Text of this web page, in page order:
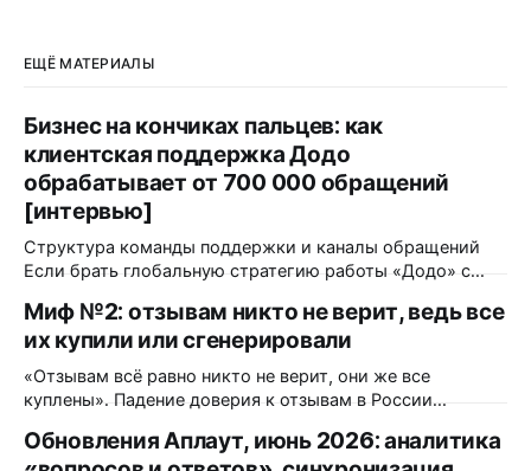
ЕЩЁ МАТЕРИАЛЫ
Бизнес на кончиках пальцев: как
клиентская поддержка Додо
обрабатывает от 700 000 обращений
[интервью]
Структура команды поддержки и каналы обращений
Если брать глобальную стратегию работы «Додо» с
Как это происходит? Функционально — это единая
централизованная команда поддержки, состоящая из
почти 500 человек. Она полностью удалённая, ее
саппорты находятся даже в разных странах. Каждый
месяц мы принимаем около 700
Миф №2: отзывам никто не верит, ведь все
их купили или сгенерировали
«Отзывам всё равно никто не верит, они же все
куплены». Падение доверия к отзывам в России
и с тех пор сопоставимого замера никто не повторял. А
Обновления Аплаут, июнь 2026: аналитика